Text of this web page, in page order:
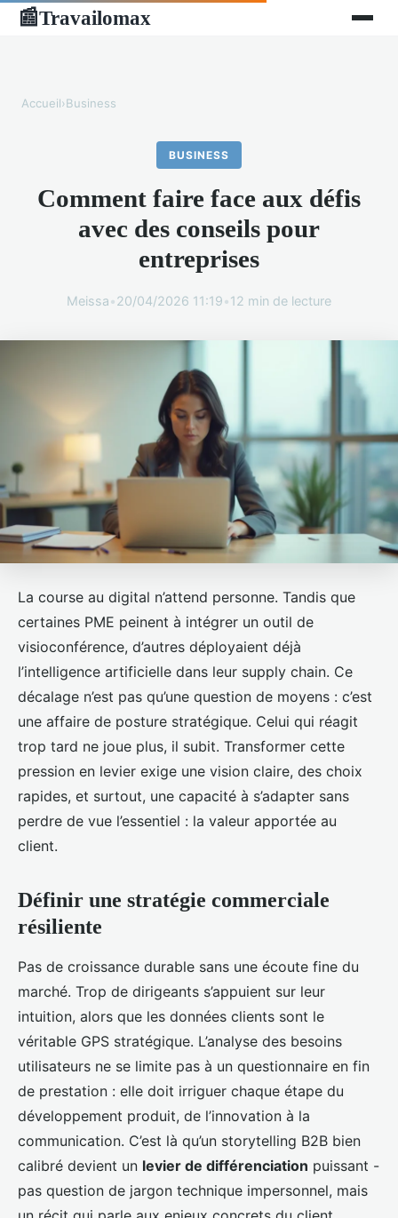
📰Travailomax
Accueil›Business
BUSINESS
Comment faire face aux défis
avec des conseils pour
entreprises
Meissa•20/04/2026 11:19•12 min de lecture
La course au digital n’attend personne. Tandis que
certaines PME peinent à intégrer un outil de
visioconférence, d’autres déployaient déjà
l’intelligence artificielle dans leur supply chain. Ce
décalage n’est pas qu’une question de moyens : c’est
une affaire de posture stratégique. Celui qui réagit
trop tard ne joue plus, il subit. Transformer cette
pression en levier exige une vision claire, des choix
rapides, et surtout, une capacité à s’adapter sans
perdre de vue l’essentiel : la valeur apportée au
client.
Définir une stratégie commerciale
résiliente
Pas de croissance durable sans une écoute fine du
marché. Trop de dirigeants s’appuient sur leur
intuition, alors que les données clients sont le
véritable GPS stratégique. L’analyse des besoins
utilisateurs ne se limite pas à un questionnaire en fin
de prestation : elle doit irriguer chaque étape du
développement produit, de l’innovation à la
communication. C’est là qu’un storytelling B2B bien
calibré devient un levier de différenciation puissant -
pas question de jargon technique impersonnel, mais